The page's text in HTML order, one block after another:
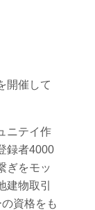
開催して
ニテイ作
録者4000
ぎをモッ
建物取引
資格をも